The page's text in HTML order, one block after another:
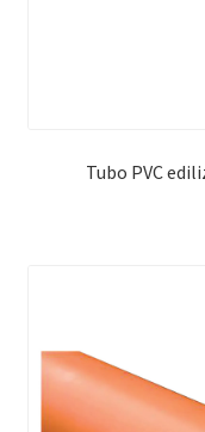
Tubo PVC